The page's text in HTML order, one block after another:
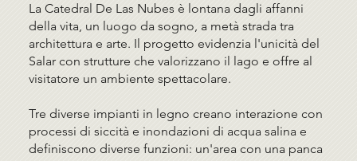
La Catedral De Las Nubes è lontana dagli affanni
della vita, un luogo da sogno, a metà strada tra
architettura e arte. Il progetto evidenzia l'unicità del
Salar con strutture che valorizzano il lago e offre al
visitatore un ambiente spettacolare.
Tre diverse impianti in legno creano interazione con
processi di siccità e inondazioni di acqua salina e
definiscono diverse funzioni: un'area con una panca